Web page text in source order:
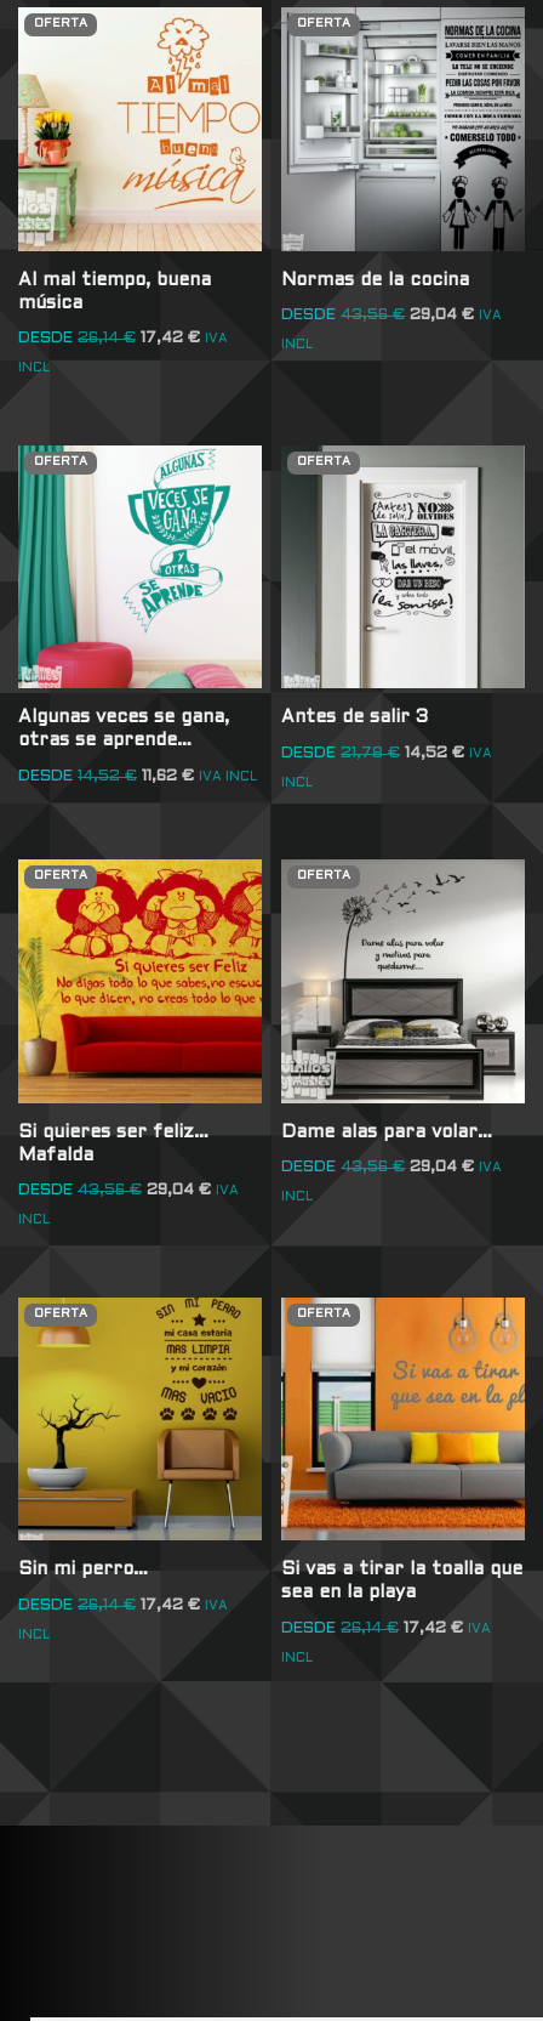
OFERTA
Al mal tiempo, buena
música
DESDE 26,14€ 17,42 € IVA
INCL
OFERTA
Normas de la cocina
DESDE 43,56€ 29,04€ IVA
INCL
OFERTA
Algunas veces se gana,
otras se aprende…
DESDE 14,52€ 11,62 € IVA INCL
OFERTA
Antes de salir 3
DESDE 21,78€ 14,52€ IVA
INCL
OFERTA
Si quieres ser feliz…
Mafalda
DESDE 43,56€ 29,04 € IVA
INCL
OFERTA
Dame alas para volar…
DESDE 43,56€ 29,04€ IVA
INCL
OFERTA
Sin mi perro…
DESDE 26,14€ 17,42 € IVA
INCL
OFERTA
Si vas a tirar la toalla que
sea en la playa
DESDE 26,14€ 17,42€ IVA
INCL